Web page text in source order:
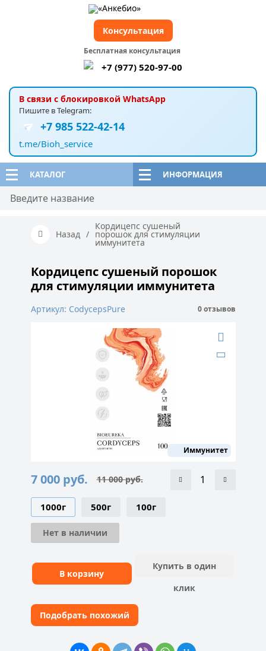
КАТАЛОГ ИНФОРМАЦИЯ
В связи с блокировкой WhatsApp
Пишите в Telegram:
+7 985 522-42-14
t.me/Bioh_service
Бесплатная консультация
+7 (977) 520-97-00
Консультация
Назад /
Кордицепс сушеный
порошок для стимуляции
иммунитета
Кордицепс сушеный порошок
для стимуляции иммунитета
Артикул: CodycepsPure 0 отзывов
Иммунитет
1000г 500г 100г
11 000руб.
Первоначальная
составляла
000 руб..
7 000 руб.
Текущая
7
000 руб..
Нет в наличии
В корзину
Купить в один
клик
Подобрать похожий